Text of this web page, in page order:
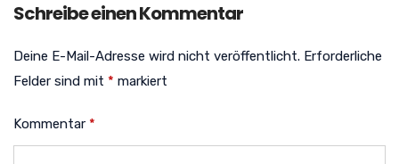
Schreibe einen Kommentar
Deine E-Mail-Adresse wird nicht veröffentlicht. Erforderliche
Felder sind mit * markiert
Kommentar *